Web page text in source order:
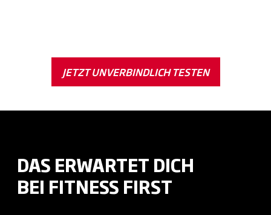
JETZT UNVERBINDLICH TESTEN
DAS ERWARTET DICH
BEI FITNESS FIRST